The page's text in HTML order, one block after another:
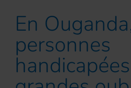
En
personnes
handicapées